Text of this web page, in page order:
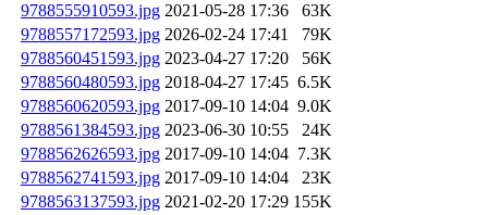
9788555910593.jpg 2021-05-28 17:36
63K
9788557172593.jpg 2026-02-24 17:41
79K
9788560451593.jpg 2023-04-27 17:20
56K
9788560480593.jpg 2018-04-27 17:45 6.5K
9788560620593.jpg 2017-09-10 14:04 9.0K
9788561384593.jpg 2023-06-30 10:55
24K
9788562626593.jpg 2017-09-10 14:04 7.3K
9788562741593.jpg 2017-09-10 14:04
23K
9788563137593.jpg 2021-02-20 17:29 155K